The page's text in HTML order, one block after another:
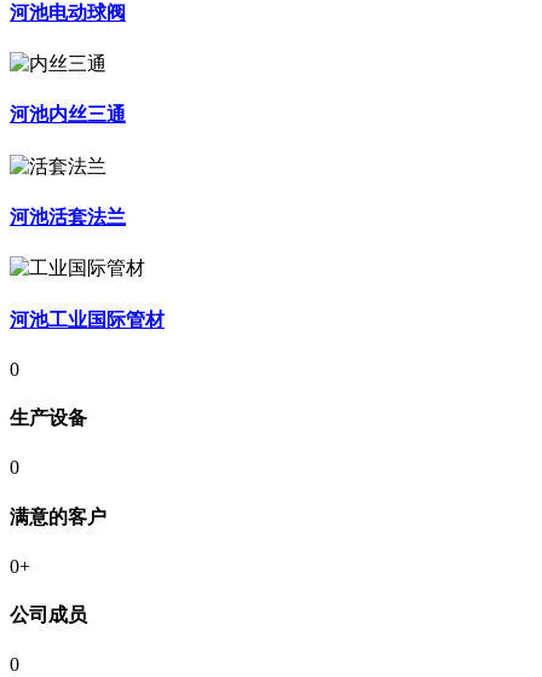
河池电动球阀
河池内丝三通
河池活套法兰
河池工业国际管材
0
生产设备
0
满意的客户
0+
公司成员
0